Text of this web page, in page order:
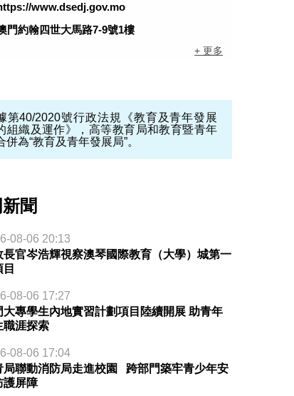
www.dsedj.gov.mo
門約翰四世大馬路7-9號1樓
+ 更多
第40/2020號行政法規《教育及青年發展
組織及運作》，高等教育局和教育暨青年
併為“教育及青年發展局”。
聞
08-06 20:13
長官岑浩輝視察澳琴國際教育（大學）城第一
08-06 17:27
大專學生內地實習計劃項目陸續開展 助青年
職涯探索
08-06 17:04
局聯動消防局走進校園 跨部門築牢青少年安
護屏障